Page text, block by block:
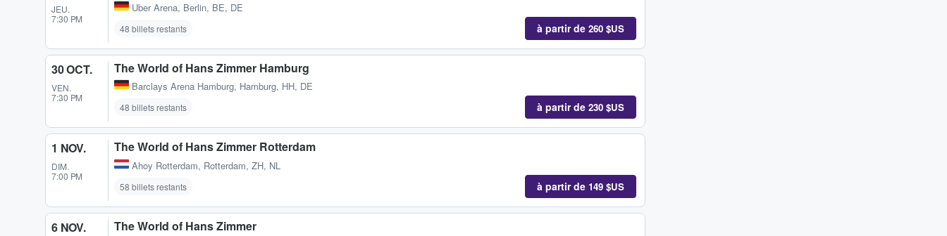
JEU.
7:30 PM
Uber Arena, Berlin, BE, DE
48 billets restants à partir de 260 $US
30 OCT.
VEN.
7:30 PM
The World of Hans Zimmer Hamburg
Barclays Arena Hamburg, Hamburg, HH, DE
48 billets restants à partir de 230 $US
1 NOV.
DIM.
7:00 PM
The World of Hans Zimmer Rotterdam
Ahoy Rotterdam, Rotterdam, ZH, NL
58 billets restants à partir de 149 $US
6 NOV. The World of Hans Zimmer